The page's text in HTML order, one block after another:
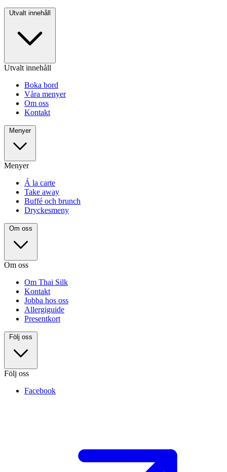
Utvalt innehåll
Utvalt innehåll
Boka bord
Våra menyer
Om oss
Kontakt
Menyer
Menyer
Á la carte
Take away
Buffé och brunch
Dryckesmeny
Om oss
Om oss
Om Thai Silk
Kontakt
Jobba hos oss
Allergiguide
Presentkort
Följ oss
Följ oss
Facebook